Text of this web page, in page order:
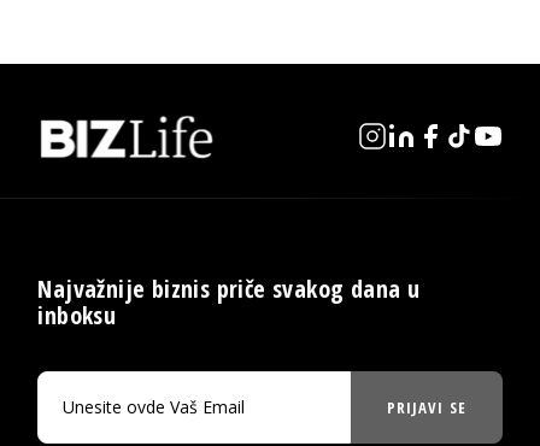
Najvažnije biznis priče svakog dana u
inboksu
PRIJAVI SE